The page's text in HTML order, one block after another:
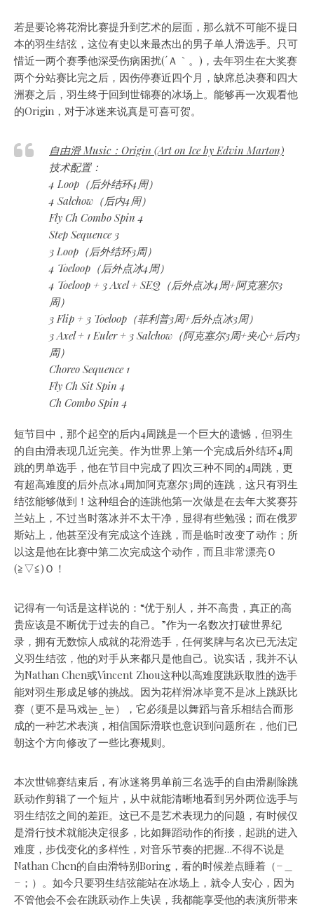
若是要论将花滑比赛提升到艺术的层面，那么就不可能不提日
本的羽生结弦，这位有史以来最杰出的男子单人滑选手。只可
惜近一两个赛季他深受伤病困扰(´Ａ｀。)，去年羽生在大奖赛
两个分站赛比完之后，因伤停赛近四个月，缺席总决赛和四大
洲赛之后，羽生终于回到世锦赛的冰场上。能够再一次观看他
的Origin，对于冰迷来说真是可喜可贺。
自由滑 Music：Origin (Art on Ice by Edvin Marton)
技术配置：
4 Loop（后外结环4周）
4 Salchow（后内4周）
Fly Ch Combo Spin 4
Step Sequence 3
3 Loop（后外结环3周）
4 Toeloop（后外点冰4周）
4 Toeloop + 3 Axel + SEQ（后外点冰4周+阿克塞尔3
周）
3 Flip + 3 Toeloop（菲利普3周+后外点冰3周）
3 Axel + 1 Euler + 3 Salchow（阿克塞尔3周+夹心+后内3
周）
Choreo Sequence 1
Fly Ch Sit Spin 4
Ch Combo Spin 4
短节目中，那个起空的后内4周跳是一个巨大的遗憾，但羽生
的自由滑表现几近完美。作为世界上第一个完成后外结环4周
跳的男单选手，他在节目中完成了四次三种不同的4周跳，更
有超高难度的后外点冰4周加阿克塞尔3周的连跳，这只有羽生
结弦能够做到！这种组合的连跳他第一次做是在去年大奖赛芬
兰站上，不过当时落冰并不太干净，显得有些勉强；而在俄罗
斯站上，他甚至没有完成这个连跳，而是临时改变了动作；所
以这是他在比赛中第二次完成这个动作，而且非常漂亮Ｏ
(≧▽≦)Ｏ！
记得有一句话是这样说的：“优于别人，并不高贵，真正的高
贵应该是不断优于过去的自己。”作为一名数次打破世界纪
录，拥有无数惊人成就的花滑选手，任何奖牌与名次已无法定
义羽生结弦，他的对手从来都只是他自己。说实话，我并不认
为Nathan Chen或Vincent Zhou这种以高难度跳跃取胜的选手
能对羽生形成足够的挑战。因为花样滑冰毕竟不是冰上跳跃比
赛（更不是马戏눈_눈），它必须是以舞蹈与音乐相结合而形
成的一种艺术表演，相信国际滑联也意识到问题所在，他们已
朝这个方向修改了一些比赛规则。
本次世锦赛结束后，有冰迷将男单前三名选手的自由滑剔除跳
跃动作剪辑了一个短片，从中就能清晰地看到另外两位选手与
羽生结弦之间的差距。这已不是艺术表现力的问题，有时候仅
是滑行技术就能决定很多，比如舞蹈动作的衔接，起跳的进入
难度，步伐变化的多样性，对音乐节奏的把握…不得不说是
Nathan Chen的自由滑特别Boring，看的时候差点睡着（−＿
−；）。如今只要羽生结弦能站在冰场上，就令人安心，因为
不管他会不会在跳跃动作上失误，我都能享受他的表演所带来